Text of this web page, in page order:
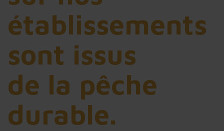
établissements
sont issus
de la pêche
durable.